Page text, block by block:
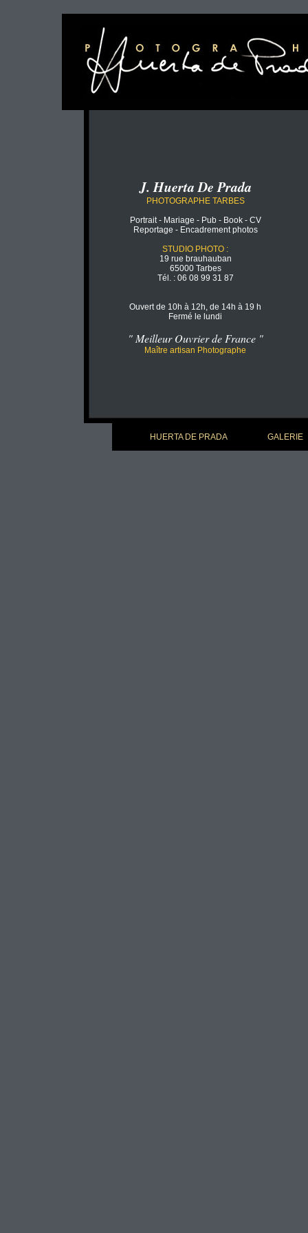
J. Huerta De Prada
PHOTOGRAPHE TARBES
Portrait - Mariage - Pub - Book - CV
Reportage - Encadrement photos
STUDIO PHOTO :
19 rue brauhauban
65000 Tarbes
Tél. : 06 08 99 31 87
Ouvert de 10h à 12h, de 14h à 19 h
Fermé le lundi
" Meilleur Ouvrier de France "
Maître artisan Photographe
HUERTA DE PRADA GALERIE